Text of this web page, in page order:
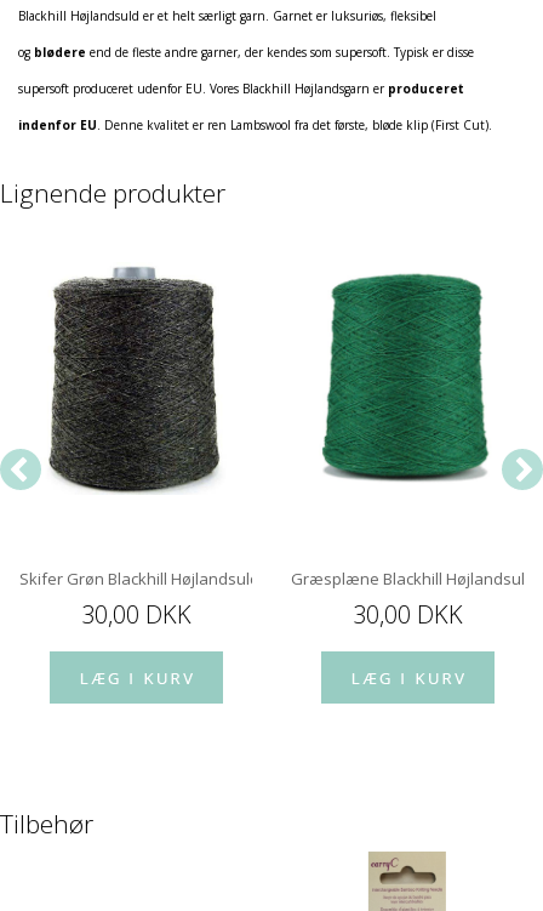
Blackhill Højlandsuld er et helt særligt garn. Garnet er luksuriøs, fleksibel
og blødere end de fleste andre garner, der kendes som supersoft. Typisk er disse
supersoft produceret udenfor EU. Vores Blackhill Højlandsgarn er produceret
indenfor EU. Denne kvalitet er ren Lambswool fra det første, bløde klip (First Cut).
Lignende produkter
Skifer Grøn Blackhill Højlandsuld
30,00 DKK
Græsplæne Blackhill Højlandsuld
30,00 DKK
Tilbehør